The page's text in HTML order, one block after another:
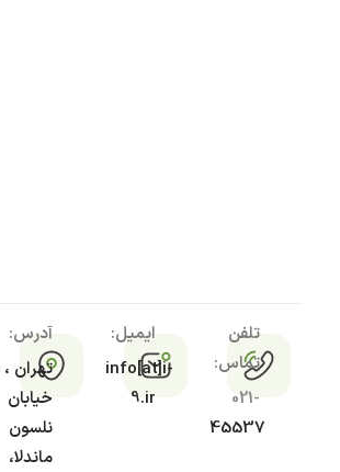
تلفن
تماس:
021-
45537
ایمیل:
info[at]i-
9.ir
آدرس:
تهران ،
خیابان
نلسون
ماندلا،